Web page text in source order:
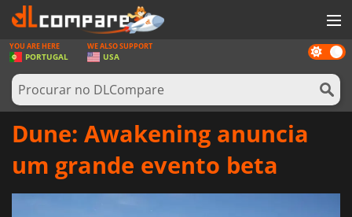
JOGOS
GAME CARDS
SOFTWARE
HARDWARE
Dark
mode
YOU ARE HERE
PORTUGAL
WE ALSO SUPPORT
USA
Dune: Awakening anuncia
um grande evento beta